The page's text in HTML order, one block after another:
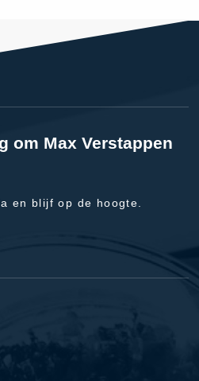
om Max Verstappen
en blijf op de hoogte.